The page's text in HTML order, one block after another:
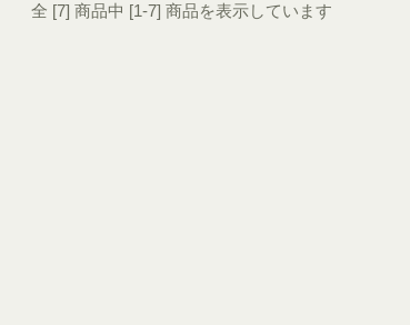
全 [7] 商品中 [1-7] 商品を表示しています